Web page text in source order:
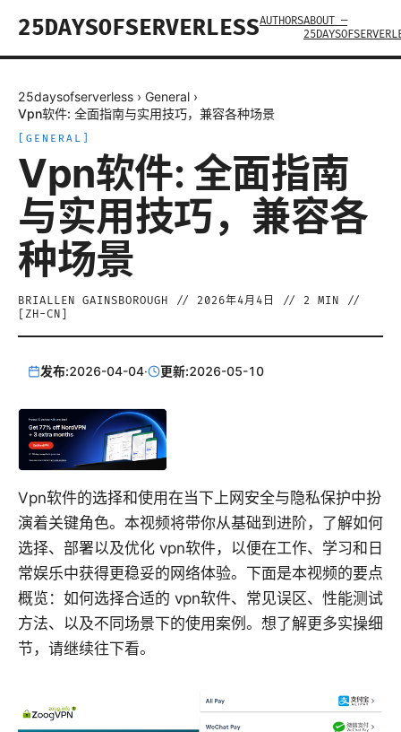
25DAYSOFSERVERLESSAUTHORSABOUT —
25daysofserverless › General ›
Vpn软件: 全面指南与实用技巧，兼容各种场景
GENERAL
Vpn软件: 全面指南
与实用技巧，兼容各
种场景
BRIALLEN GAINSBOROUGH // 2026年4月4日 // 2
MIN //
ZH-CN
发布:2026-04-04· 更新:2026-05-10
Vpn软件的选择和使用在当下上网安全与隐私保护中扮
演着关键角色。本视频将带你从基础到进阶，了解如何
选择、部署以及优化 vpn软件，以便在工作、学习和日
常娱乐中获得更稳妥的网络体验。下面是本视频的要点
概览：如何选择合适的 vpn软件、常见误区、性能测试
方法、以及不同场景下的使用案例。想了解更多实操细
节，请继续往下看。